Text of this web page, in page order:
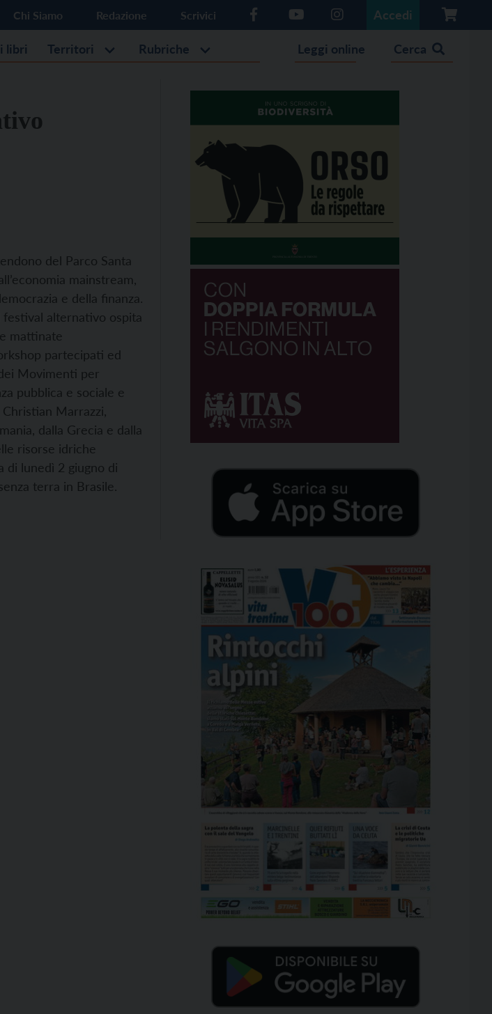
Chi Siamo Redazione Scrivici Accedi
libri Territori Rubriche Leggi online Cerca
del Parco Santa
mainstream,
e della finanza.
alternativo ospita
mattinate
partecipati ed
Movimenti per
pubblica e sociale e
Marrazzi,
dalla Grecia e dalla
risorse idriche
di lunedì 2 giugno di
terra in Brasile.